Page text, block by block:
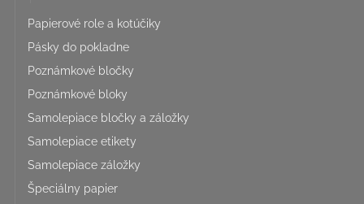
Papierové role a kotúčiky
Pásky do pokladne
Poznámkové bločky
Poznámkové bloky
Samolepiace bločky a záložky
Samolepiace etikety
Samolepiace záložky
Špeciálny papier